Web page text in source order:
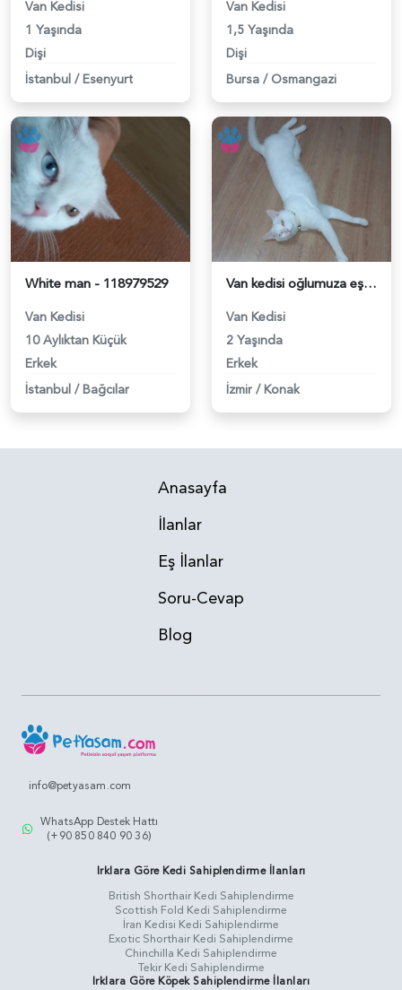
Van Kedisi
1 Yaşında
Dişi
İstanbul / Esenyurt
Van Kedisi
1,5 Yaşında
Dişi
Bursa / Osmangazi
White man - 118979529
Van Kedisi
10 Aylıktan Küçük
Erkek
İstanbul / Bağcılar
Van kedisi oğlumuza eş arıyoruz - 118979198
Van Kedisi
2 Yaşında
Erkek
İzmir / Konak
Anasayfa
İlanlar
Eş İlanlar
Soru-Cevap
Blog
info@petyasam.com
WhatsApp Destek Hattı
(+90 850 840 90 36)
Irklara Göre Kedi Sahiplendirme İlanları
British Shorthair Kedi Sahiplendirme
Scottish Fold Kedi Sahiplendirme
İran Kedisi Kedi Sahiplendirme
Exotic Shorthair Kedi Sahiplendirme
Chinchilla Kedi Sahiplendirme
Tekir Kedi Sahiplendirme
Irklara Göre Köpek Sahiplendirme İlanları